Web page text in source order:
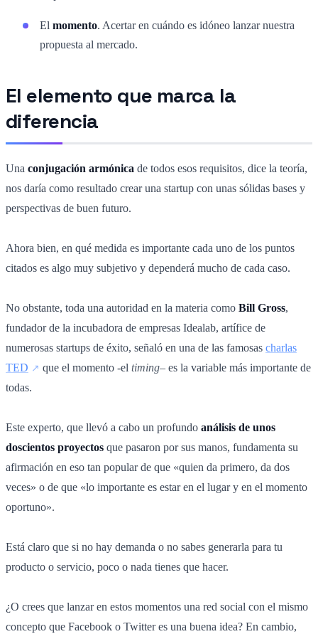
El momento. Acertar en cuándo es idóneo lanzar nuestra
propuesta al mercado.
El elemento que marca la
diferencia
Una conjugación armónica de todos esos requisitos, dice la teoría,
nos daría como resultado crear una startup con unas sólidas bases y
perspectivas de buen futuro.
Ahora bien, en qué medida es importante cada uno de los puntos
citados es algo muy subjetivo y dependerá mucho de cada caso.
No obstante, toda una autoridad en la materia como Bill Gross,
fundador de la incubadora de empresas Idealab, artífice de
numerosas startups de éxito, señaló en una de las famosas charlas
TED
que el momento -el timing– es la variable más importante de
todas.
Este experto, que llevó a cabo un profundo análisis de unos
doscientos proyectos que pasaron por sus manos, fundamenta su
afirmación en eso tan popular de que «quien da primero, da dos
veces» o de que «lo importante es estar en el lugar y en el momento
oportuno».
Está claro que si no hay demanda o no sabes generarla para tu
producto o servicio, poco o nada tienes que hacer.
¿O crees que lanzar en estos momentos una red social con el mismo
concepto que Facebook o Twitter es una buena idea? En cambio,